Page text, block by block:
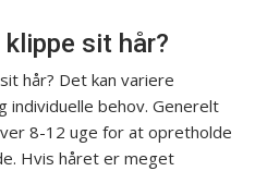
sit hår?
hår? Det kan variere
behov. Generelt
8-12 uge for at opretholde
Hvis håret er meget